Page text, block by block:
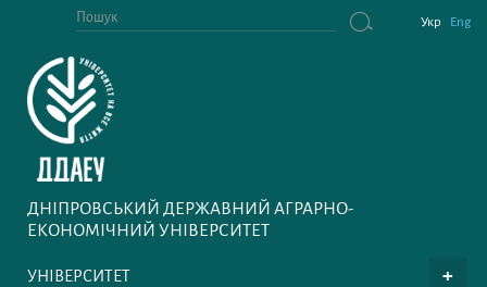
Укр Eng
ДНІПРОВСЬКИЙ ДЕРЖАВНИЙ АГРАРНО-
ЕКОНОМІЧНИЙ УНІВЕРСИТЕТ
УНІВЕРСИТЕТ